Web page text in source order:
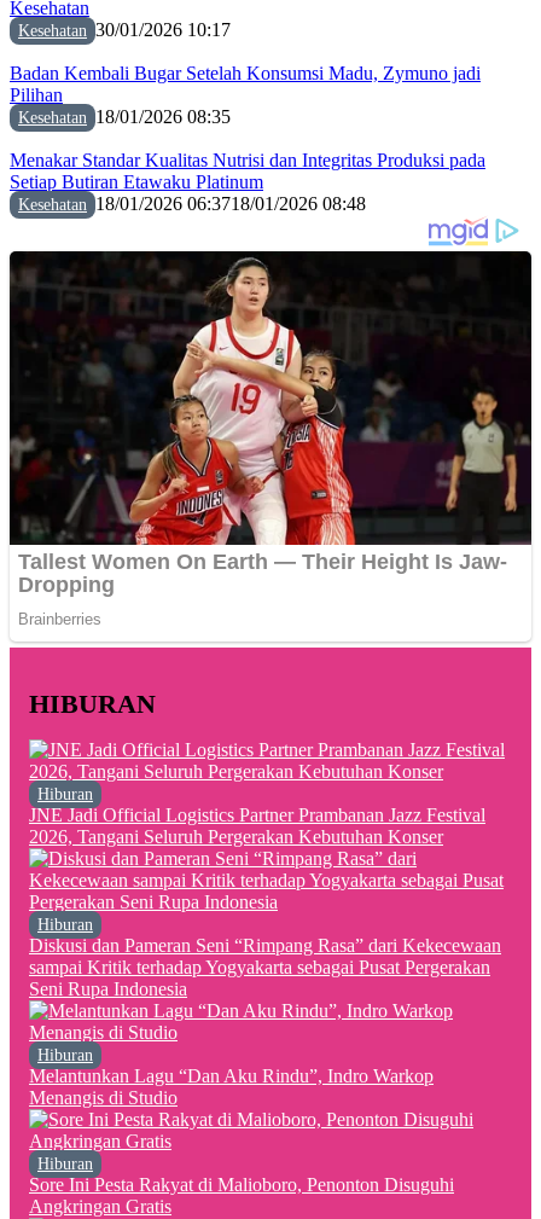
Kesehatan
Kesehatan 30/01/2026 10:17
Badan Kembali Bugar Setelah Konsumsi Madu, Zymuno jadi
Pilihan
Kesehatan 18/01/2026 08:35
Menakar Standar Kualitas Nutrisi dan Integritas Produksi pada
Setiap Butiran Etawaku Platinum
Kesehatan 18/01/2026 06:3718/01/2026 08:48
HIBURAN
Hiburan
JNE Jadi Official Logistics Partner Prambanan Jazz Festival
2026, Tangani Seluruh Pergerakan Kebutuhan Konser
Hiburan
Diskusi dan Pameran Seni “Rimpang Rasa” dari Kekecewaan
sampai Kritik terhadap Yogyakarta sebagai Pusat Pergerakan
Seni Rupa Indonesia
Hiburan
Melantunkan Lagu “Dan Aku Rindu”, Indro Warkop
Menangis di Studio
Hiburan
Sore Ini Pesta Rakyat di Malioboro, Penonton Disuguhi
Angkringan Gratis